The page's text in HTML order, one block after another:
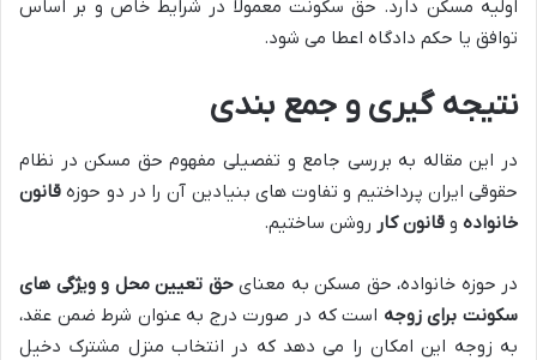
اولیه مسکن دارد. حق سکونت معمولاً در شرایط خاص و بر اساس
توافق یا حکم دادگاه اعطا می شود.
نتیجه گیری و جمع بندی
در این مقاله به بررسی جامع و تفصیلی مفهوم حق مسکن در نظام
حقوقی ایران پرداختیم و تفاوت های بنیادین آن را در دو حوزه قانون
خانواده و قانون کار روشن ساختیم.
در حوزه خانواده، حق مسکن به معنایحق تعیین محل و ویژگی های
سکونت برای زوجه است که در صورت درج به عنوان شرط ضمن عقد،
به زوجه این امکان را می دهد که در انتخاب منزل مشترک دخیل